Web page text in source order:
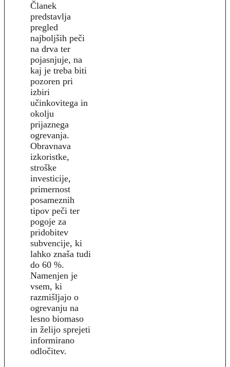
Članek
predstavlja
pregled
najboljših peči
na drva ter
pojasnjuje, na
kaj je treba biti
pozoren pri
izbiri
učinkovitega in
okolju
prijaznega
ogrevanja.
Obravnava
izkoristke,
stroške
investicije,
primernost
posameznih
tipov peči ter
pogoje za
pridobitev
subvencije, ki
lahko znaša tudi
do 60 %.
Namenjen je
vsem, ki
razmišljajo o
ogrevanju na
lesno biomaso
in želijo sprejeti
informirano
odločitev.